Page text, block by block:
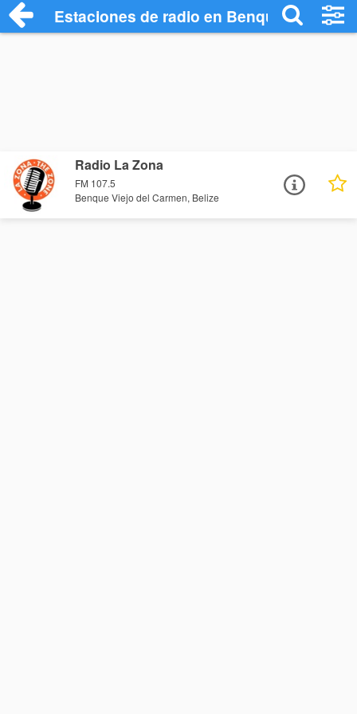
Estaciones de radio en Benque Viejo
Radio La Zona
FM 107.5
Benque Viejo del Carmen, Belize